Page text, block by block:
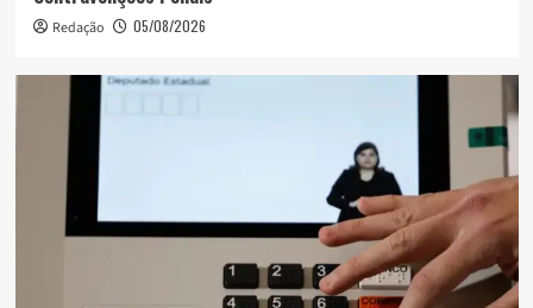
Redação 05/08/2026